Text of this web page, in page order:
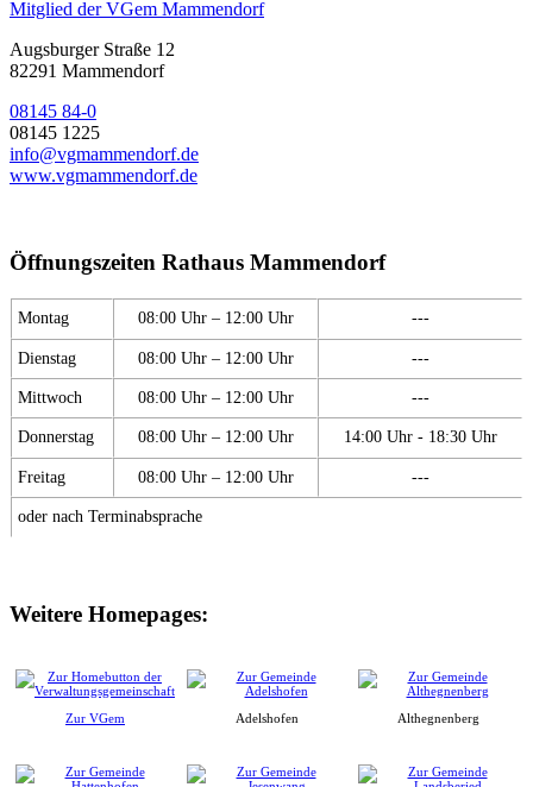
Mitglied der VGem Mammendorf
Augsburger Straße 12
82291 Mammendorf
08145 84-0
08145 1225
info@vgmammendorf.de
www.vgmammendorf.de
Öffnungszeiten Rathaus Mammendorf
Montag 08:00 Uhr – 12:00 Uhr ---
Dienstag 08:00 Uhr – 12:00 Uhr ---
Mittwoch 08:00 Uhr – 12:00 Uhr ---
Donnerstag 08:00 Uhr – 12:00 Uhr 14:00 Uhr - 18:30 Uhr
Freitag 08:00 Uhr – 12:00 Uhr ---
oder nach Terminabsprache
Weitere Homepages:
Zur VGem Adelshofen Althegnenberg